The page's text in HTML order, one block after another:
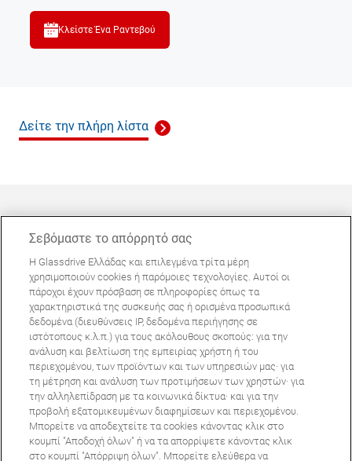
Κλείστε Ένα Ραντεβού
Δείτε την πλήρη λίστα
ΜΠΟΡΕΊ ΝΑ ΣΑΣ ΕΝΔΙΑΦΈΡΕΙ
Συχνές ερωτήσεις
Σχετικά με εμάς
Πανευρωπαϊκό δίκτυο
Όροι Χρήσης ΙστοτόπουΠολιτική Απορρήτου
© Copyright 2024 Glassdrive. All rights reserved | 2024
Σεβόμαστε το απόρρητό σας
Η Glassdrive Ελλάδας και επιλεγμένα τρίτα μέρη
χρησιμοποιούν cookies ή παρόμοιες τεχνολογίες. Αυτοί οι
πάροχοι έχουν πρόσβαση σε πληροφορίες όπως τα
χαρακτηριστικά της συσκευής σας ή ορισμένα προσωπικά
δεδομένα (διευθύνσεις IP, δεδομένα περιήγησης σε
ιστότοπους κ.λ.π.) για τους ακόλουθους σκοπούς: για την
ανάλυση και βελτίωση της εμπειρίας χρήστη ή του
περιεχομένου, των προϊόντων και των υπηρεσιών μας· για
τη μέτρηση και ανάλυση των προτιμήσεων των χρηστών· για
την αλληλεπίδραση με τα κοινωνικά δίκτυα· και για την
προβολή εξατομικευμένων διαφημίσεων και περιεχομένου.
Μπορείτε να αποδεχτείτε τα cookies κάνοντας κλικ στο
κουμπί "Αποδοχή όλων" ή να τα απορρίψετε κάνοντας κλικ
στο κουμπί "Απόρριψη όλων". Μπορείτε ελεύθερα να